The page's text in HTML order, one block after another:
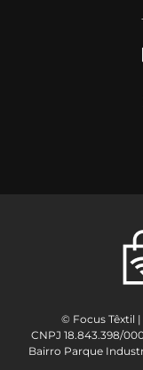
© Focus Têxtil |
CNPJ 18.843.398/
Bairro Parque